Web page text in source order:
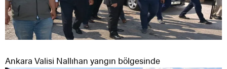
Ankara Valisi Nallıhan yangın bölgesinde